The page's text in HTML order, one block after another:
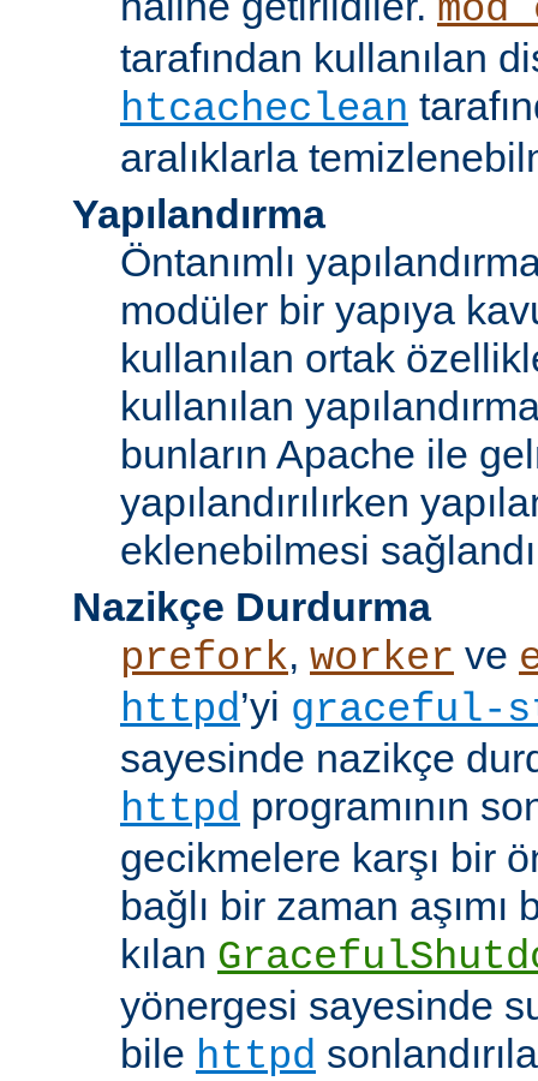
tarafından kullanılan
htcacheclean
aralıklarla
Yapılandırma
Öntanımlı
modüler bir yapıya
kullanılan ortak
kullanılan
bunların Apache ile
yapılandırılırken
eklenebilmesi
Nazikçe Durdurma
prefork, worker ve
httpd’yi graceful-
sayesinde nazikçe
httpd programının
gecikmelere karşı bir
bağlı bir zaman
kılan
yönergesi sayesinde
bile httpd